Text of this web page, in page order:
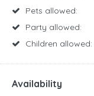
Pets allowed:
Party allowed:
Children allowed:
Availability